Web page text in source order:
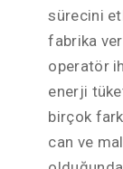
sürecini
fabrika
operatör
enerji
birçok
can ve